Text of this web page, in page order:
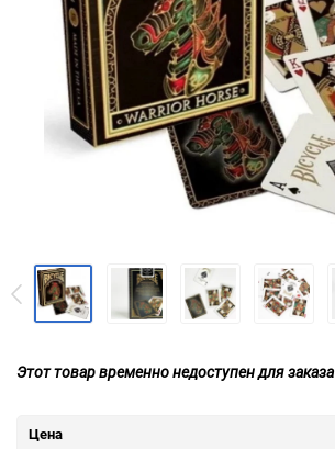
Этот товар временно недоступен для заказа
Цена